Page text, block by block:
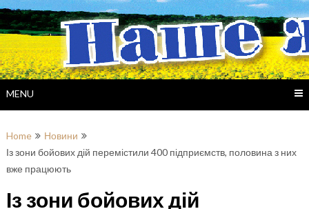
Skip
to
content
MENU
Home
Новини
Із зони бойових дій перемістили 400 підприємств, половина з них
вже працюють
Із зони бойових дій